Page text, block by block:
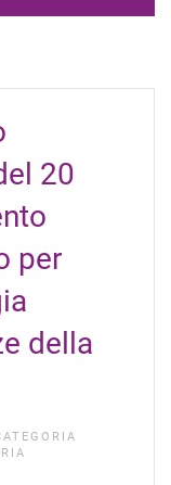
20
per
della